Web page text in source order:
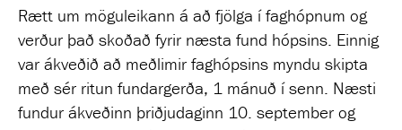
Rætt um möguleikann á að fjölga í faghópnum og
verður það skoðað fyrir næsta fund hópsins. Einnig
var ákveðið að meðlimir faghópsins myndu skipta
með sér ritun fundargerða, 1 mánuð í senn. Næsti
fundur ákveðinn þriðjudaginn 10. september og